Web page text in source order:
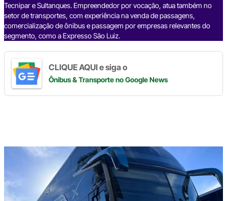
Tecnipar e Sultanques. Empreendedor por vocação, atua também no
setor de transportes, com experiência na venda de passagens,
comercialização de ônibus e passagem por empresas relevantes do
segmento, como a Expresso São Luiz.
CLIQUE AQUI e siga o
Ônibus & Transporteno Google News
seu
e-